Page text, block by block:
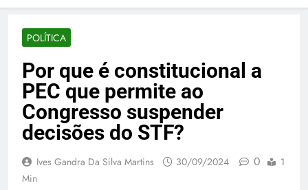
POLÍTICA
Por que é constitucional a
PEC que permite ao
Congresso suspender
decisões do STF?
Ives Gandra Da Silva Martins 30/09/2024 0
1
Min